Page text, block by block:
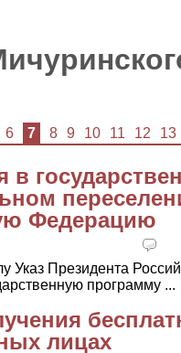
6 7 8 9 10 11 12 13
в
Федерацию
Указ Президента
программу ...
лицах